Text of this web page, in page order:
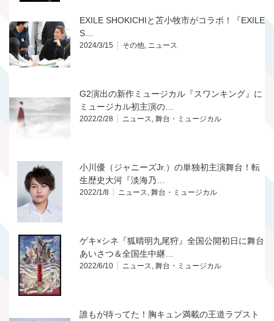
EXILE SHOKICHIと苫小牧市がコラボ！『EXILE
S…
2024/3/15 その他 ニュース
G2演出の新作ミュージカル『スワンキング』に
ミュージカル初主演の…
2022/2/28 ニュース 舞台・ミュージカル
小川優（ジャニーズJr.）の単独初主演舞台！転
生歴史大河『淡海乃…
2022/1/8 ニュース 舞台・ミュージカル
ゲキ×シネ『狐晴明九尾狩』全国公開初日に舞台
あいさつ＆全国生中継…
2022/6/10 ニュース 舞台・ミュージカル
誰もが待ってた！胸キュン満載の王道ラブスト